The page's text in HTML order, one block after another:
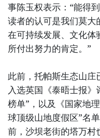
事陈玉权表示：“能得
读者的认可是我们莫大
在可持续发展、文化
所付出努力的肯定。”
此前，托帕斯生态山庄
入选英国《泰晤士报
榜单”，以及《国家地
球顶级山地度假区”名
前，沙坝老街的塔万